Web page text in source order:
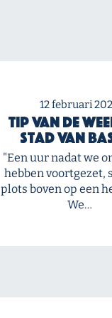
12 februari
Tip van de
stad van
"Een uur nadat we
hebben voortgezet,
plots boven op een
We…